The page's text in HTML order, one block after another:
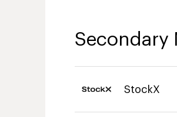
Secondary
StockX